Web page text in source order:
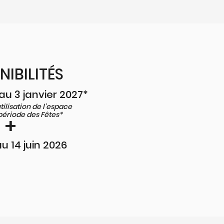
3 janvier 2027*
de l'espace
des Fêtes*
+
14 juin 2026